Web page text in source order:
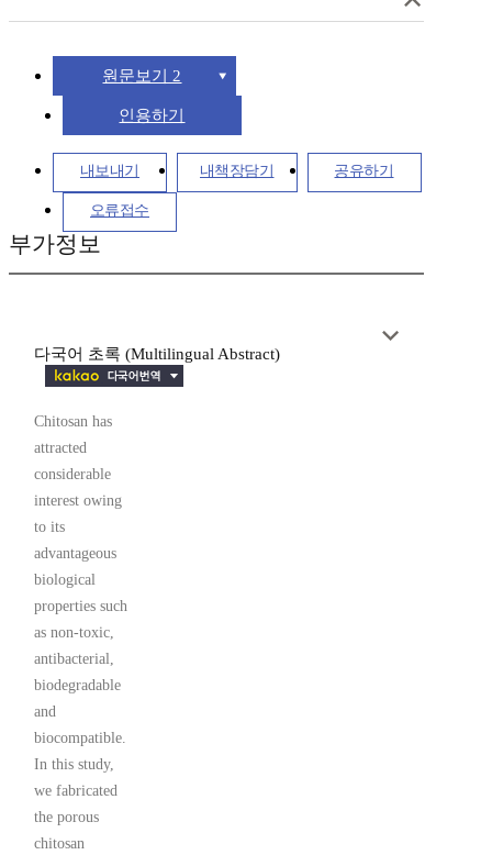
원문보기 2
인용하기
내보내기 내책장담기 공유하기
오류접수
부가정보
다국어 초록 (Multilingual Abstract)
Chitosan has
attracted
considerable
interest owing
to its
advantageous
biological
properties such
as non-toxic,
antibacterial,
biodegradable
and
biocompatible.
In this study,
we fabricated
the porous
chitosan